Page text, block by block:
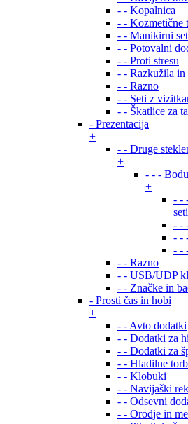
- - Kopalnica
- - Kozmetične
- - Manikirni
- - Potovalni
- - Proti stresu
- - Razkužila in
- - Razno
- - Seti z
- - Škatlice za
- Prezentacija
+
- - Druge
+
- - -
+
- -
seti
- -
- -
- -
- - Razno
- - USB/UDP
- - Značke in
- Prosti čas in hobi
+
- - Avto dodatki
- - Dodatki za
- - Dodatki za
- - Hladilne
- - Klobuki
- - Navijaški
- - Odsevni
- - Orodje in